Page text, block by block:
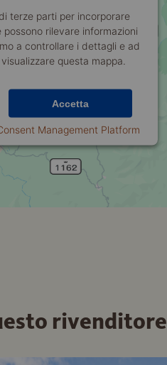
terze parti per incorporare
rilevare informazioni
a controllare i dettagli e ad
questa mappa.
Accetta
Management Platform
rivenditore